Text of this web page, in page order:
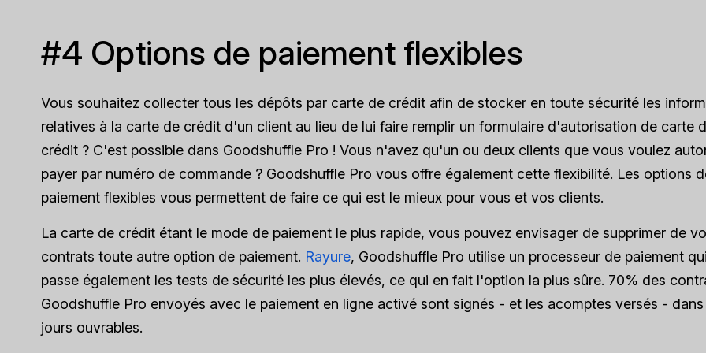
#4 Options de paiement flexibles
Vous souhaitez collecter tous les dépôts par carte de crédit afin de stocker en toute sécurité les
relatives à la carte de crédit d'un client au lieu de lui faire remplir un formulaire d'autorisation de carte
crédit ? C'est possible dans Goodshuffle Pro ! Vous n'avez qu'un ou deux clients que vous voulez
payer par numéro de commande ? Goodshuffle Pro vous offre également cette flexibilité. Les options
paiement flexibles vous permettent de faire ce qui est le mieux pour vous et vos clients.
La carte de crédit étant le mode de paiement le plus rapide, vous pouvez envisager de supprimer de
contrats toute autre option de paiement. Rayure, Goodshuffle Pro utilise un processeur de paiement
passe également les tests de sécurité les plus élevés, ce qui en fait l'option la plus sûre. 70% des
Goodshuffle Pro envoyés avec le paiement en ligne activé sont signés - et les acomptes versés -
jours ouvrables.